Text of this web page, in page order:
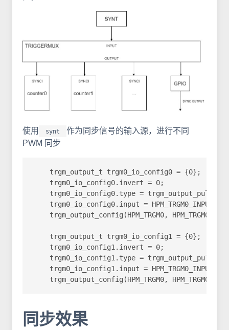
使用 synt
作为同步信号的输入源，进行不同
PWM 同步
    trgm_output_t trgm0_io_config0 = {0};
    trgm0_io_config0.invert = 0;
trgm0_io_config0.type =
trgm0_io_config0.input =
trgm_output_config(HPM_TRGM0,
    trgm_output_t trgm0_io_config1 = {0};
    trgm0_io_config1.invert = 0;
trgm0_io_config1.type =
trgm0_io_config1.input =
trgm_output_config(HPM_TRGM0,
同步效果